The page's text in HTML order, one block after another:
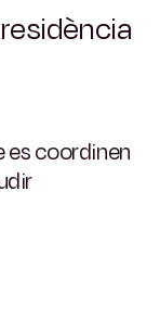
es coordinen